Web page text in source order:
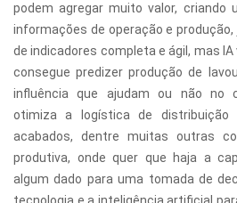
podem agregar muito valor, criando
informações de operação e
de indicadores completa e ágil, mas IA
consegue predizer produção de
influência que ajudam ou não no
otimiza a logística de distribuição
acabados, dentre muitas outras
produtiva, onde quer que haja a
algum dado para uma tomada de